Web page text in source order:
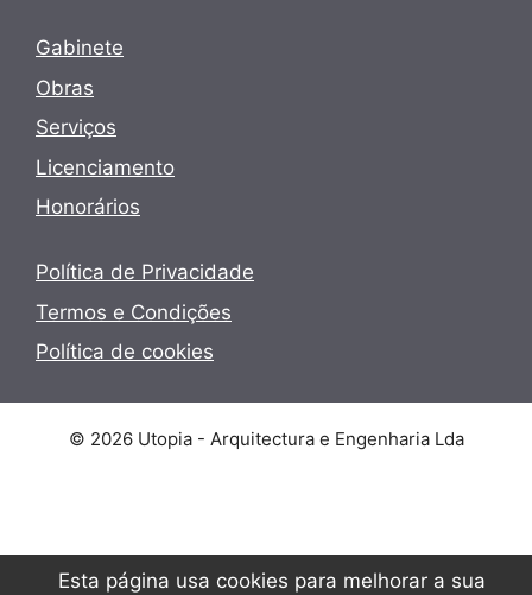
Esta página usa cookies para melhorar a sua
Gabinete
Obras
Serviços
Licenciamento
Honorários
Política de Privacidade
Termos e Condições
Política de cookies
© 2026 Utopia - Arquitectura e Engenharia Lda